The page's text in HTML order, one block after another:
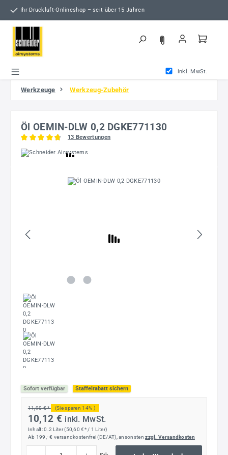
Zum Hauptinhalt springen
Ihr Druckluft-Onlineshop – seit über 15 Jahren
inkl. MwSt.
Werkzeuge Werkzeug-Zubehör
Öl OEMIN-DLW 0,2 DGKE771130
Durchschnittliche Bewertung von 4.77 von 5 Sternen
13 Bewertungen
Bildergalerie überspringen
Sofort verfügbar Staffelrabatt sichern
11,90 € * (Sie sparen 14% )
10,12 € inkl. MwSt.
Inhalt:0.2 Liter(50,60 €* / 1 Liter)
Ab 199,- € versandkostenfrei (DE/AT), ansonstenzzgl. Versandkosten